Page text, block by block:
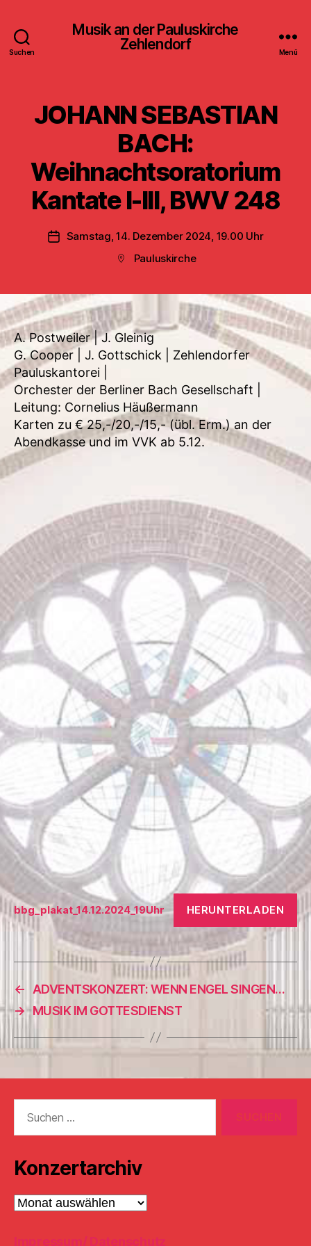
Suchen
Musik an der Pauluskirche
Zehlendorf
Menü
JOHANN SEBASTIAN
BACH:
Weihnachtsoratorium
Kantate I-III, BWV 248
Veröffentlichungsdatum
Samstag, 14. Dezember 2024, 19.00 Uhr
Beitragsort
Pauluskirche
A. Postweiler | J. Gleinig
G. Cooper | J. Gottschick | Zehlendorfer
Pauluskantorei |
Orchester der Berliner Bach Gesellschaft |
Leitung: Cornelius Häußermann
Karten zu € 25,-/20,-/15,- (übl. Erm.) an der
Abendkasse und im VVK ab 5.12.
bbg_plakat_14.12.2024_19Uhr HERUNTERLADEN
←
ADVENTSKONZERT: WENN ENGEL SINGEN…
→
MUSIK IM GOTTESDIENST
nach:
Konzertarchiv
Konzertarchiv
Impressum/ Datenschutz